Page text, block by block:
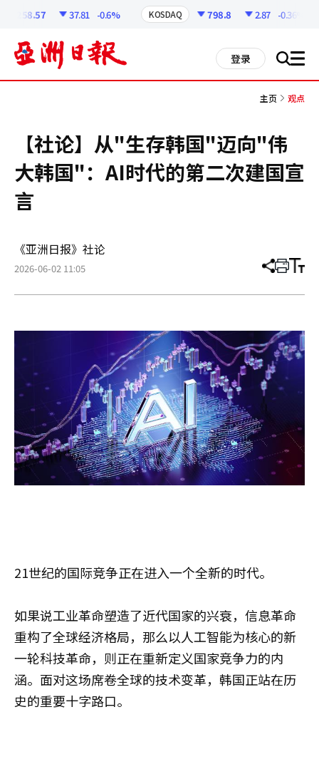
6258.57 37.81 -0.6% KOSDAQ 798.8 2.87 -0.36%
登录 搜 all
主页 观点
【社论】从"生存韩国"迈向"伟
大韩国"：AI时代的第二次建国宣
言
《亚洲日报》社论
2026-06-02 11:05 分
章
打 调
小
21世纪的国际竞争正在进入一个全新的时代。
如果说工业革命塑造了近代国家的兴衰，信息革命
重构了全球经济格局，那么以人工智能为核心的新
一轮科技革命，则正在重新定义国家竞争力的内
涵。面对这场席卷全球的技术变革，韩国正站在历
史的重要十字路口。